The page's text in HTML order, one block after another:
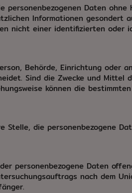
Daten
Informationen gesondert
nicht einer identifizierten oder
Behörde, Einrichtung oder
Sind die Zwecke und Mittel
können die
die personenbezogene
personenbezogene Daten
nach dem